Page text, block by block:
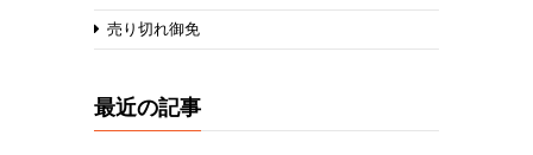
売り切れ御免
最近の記事